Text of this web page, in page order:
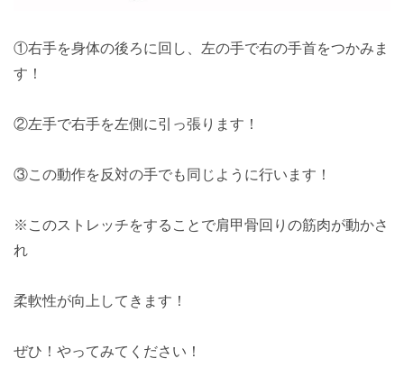
①右手を身体の後ろに回し、左の手で右の手首をつかみま
す！
②左手で右手を左側に引っ張ります！
③この動作を反対の手でも同じように行います！
※このストレッチをすることで肩甲骨回りの筋肉が動かさ
れ
柔軟性が向上してきます！
ぜひ！やってみてください！